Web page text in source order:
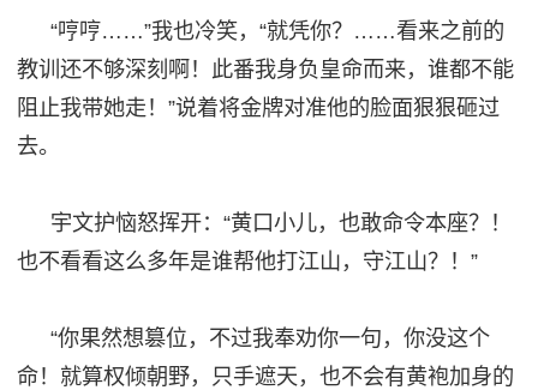
“哼哼……”我也冷笑，“就凭你？……看来之前的
教训还不够深刻啊！此番我身负皇命而来，谁都不能
阻止我带她走！”说着将金牌对准他的脸面狠狠砸过
去。
宇文护恼怒挥开： “黄口小儿，也敢命令本座？！
也不看看这么多年是谁帮他打江山，守江山？！”
“你果然想篡位，不过我奉劝你一句，你没这个
命！就算权倾朝野，只手遮天，也不会有黄袍加身的